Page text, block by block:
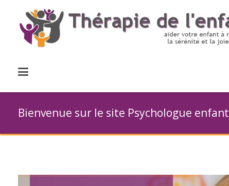
Bienvenue sur le site Psychologue enfant